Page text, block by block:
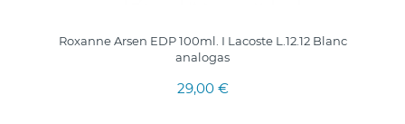
Roxanne Arsen EDP 100ml. I Lacoste L.12.12 Blanc
analogas
29,00 €